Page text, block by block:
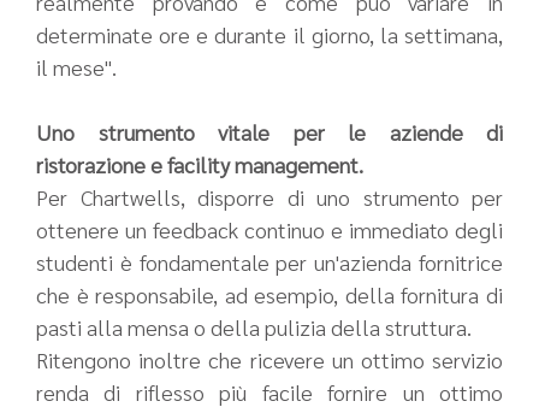
determinate ore e durante il giorno, la settimana,
il mese".
Uno strumento vitale per le aziende di
ristorazione e facility management.
Per Chartwells, disporre di uno strumento per
ottenere un feedback continuo e immediato degli
studenti è fondamentale per un'azienda fornitrice
che è responsabile, ad esempio, della fornitura di
pasti alla mensa o della pulizia della struttura.
Ritengono inoltre che ricevere un ottimo servizio
renda di riflesso più facile fornire un ottimo